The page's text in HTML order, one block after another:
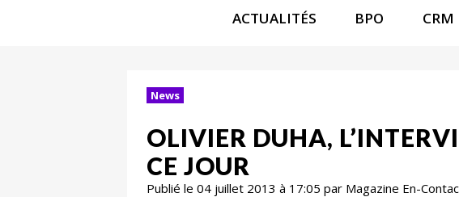
ACTUALITÉS BPO CRM
News
OLIVIER DUHA,
CE JOUR
Publié le 04 juillet 2013 à 17:05 par Magazine En-